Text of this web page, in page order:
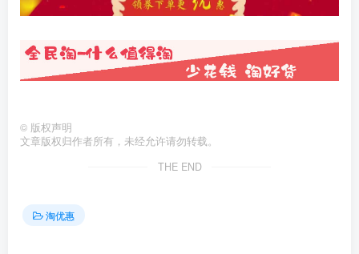
© 版权声明
文章版权归作者所有，未经允许请勿转载。
THE END
淘优惠